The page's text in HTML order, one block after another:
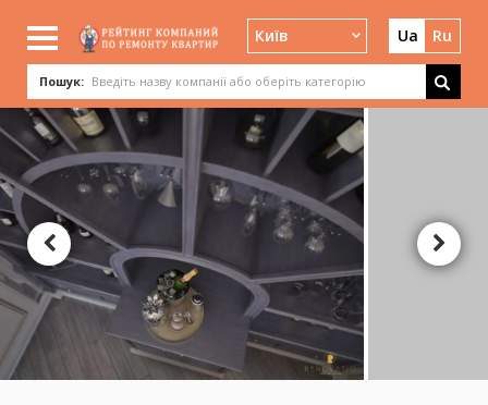
Київ Ua Ru
Пошук: